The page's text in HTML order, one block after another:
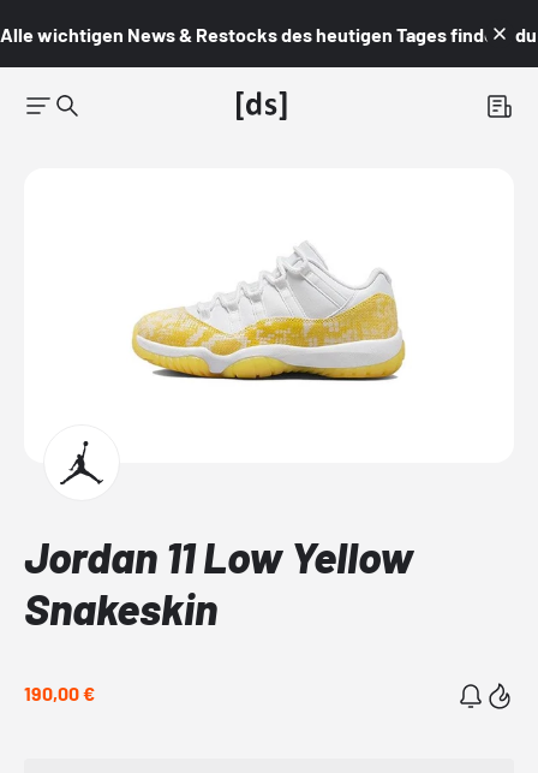
Alle wichtigen News & Restocks des heutigen Tages findest du
Jordan 11 Low Yellow
Snakeskin
190,00 €